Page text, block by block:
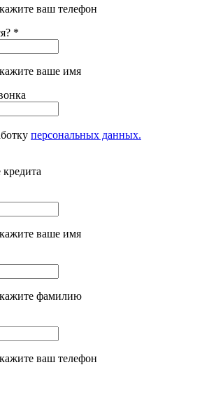
ваш телефон
*
ваше имя
персональных данных.
ваше имя
фамилию
ваш телефон